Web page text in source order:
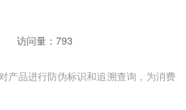
访问量： 793
产品进行防伪标识和追溯查询，为消费